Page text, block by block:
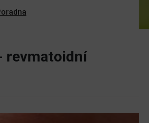
revmatoidní